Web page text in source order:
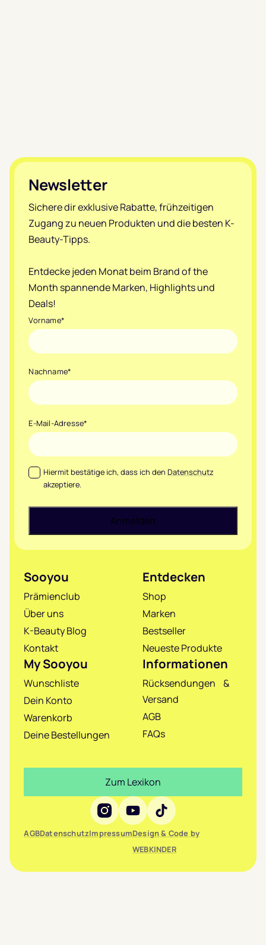
Footer
Newsletter
Sichere dir exklusive Rabatte, frühzeitigen
Zugang zu neuen Produkten und die besten K-
Beauty-Tipps.
Entdecke jeden Monat beim Brand of the
Month spannende Marken, Highlights und
Deals!
Vorname*
Nachname*
E-Mail-Adresse*
Datenschutz*
Hiermit bestätige ich, dass ich den Datenschutz
akzeptiere.
Sooyou
Prämienclub
Über uns
K-Beauty Blog
Kontakt
Entdecken
Shop
Marken
Bestseller
Neueste Produkte
My Sooyou
Wunschliste
Dein Konto
Warenkorb
Deine Bestellungen
Informationen
Rücksendungen &
Versand
AGB
FAQs
Social Media
AGBDatenschutzImpressumDesign & Code by
WEBKINDER
Zum Lexikon